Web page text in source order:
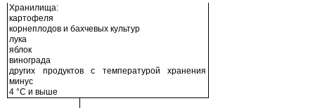
Хранилища:
картофеля
корнеплодов и бахчевых культур
лука
яблок
винограда
других продуктов с температурой хранения
минус
4 °С и выше